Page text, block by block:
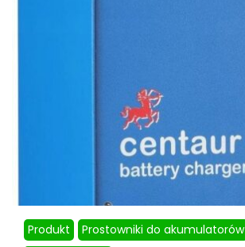
Produkt
Prostowniki do akumulatorów